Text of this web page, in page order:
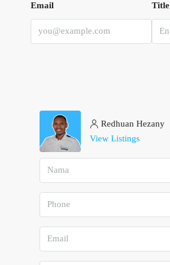
Email Title
Redhuan Hezany
View Listings